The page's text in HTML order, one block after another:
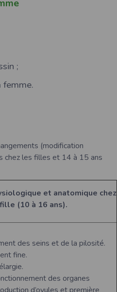
;
femme.
(modification
chez les filles et 14 à 15 ans
et anatomique chez
(10 à 16 ans).
des seins et de la pilosité.
fine.
des organes